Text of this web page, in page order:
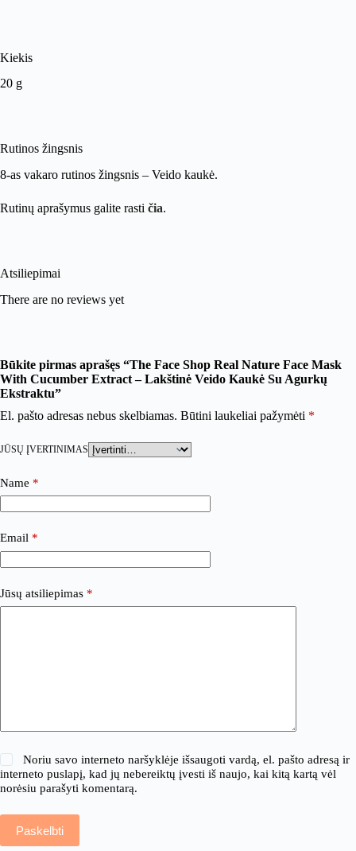
Kiekis
20 g
Rutinos žingsnis
8-as vakaro rutinos žingsnis – Veido kaukė.
Rutinų aprašymus galite rasti čia.
Atsiliepimai
There are no reviews yet
Būkite pirmas aprašęs “The Face Shop Real Nature Face Mask
With Cucumber Extract – Lakštinė Veido Kaukė Su Agurkų
Ekstraktu”
El. pašto adresas nebus skelbiamas. Būtini laukeliai pažymėti *
JŪSŲ ĮVERTINIMAS
Name *
Email *
Jūsų atsiliepimas *
Noriu savo interneto naršyklėje išsaugoti vardą, el. pašto adresą ir
interneto puslapį, kad jų nebereiktų įvesti iš naujo, kai kitą kartą vėl
norėsiu parašyti komentarą.
Paskelbti